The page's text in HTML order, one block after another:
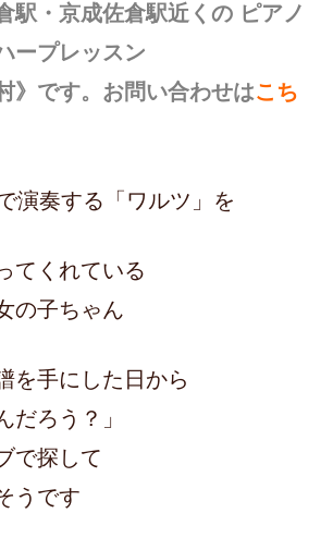
駅・京成佐倉駅近くの ピアノ
ープレッスン
》です。お問い合わせはこち
演奏する「ワルツ」を
てくれている
の子ちゃん
を手にした日から
だろう？」
で探して
うです